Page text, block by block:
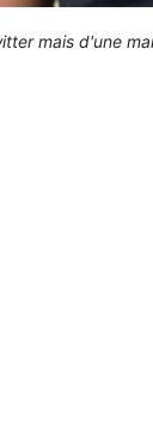
mais d'une